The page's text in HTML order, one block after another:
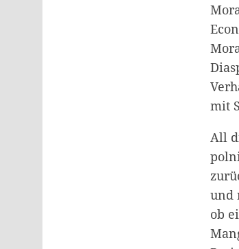
mit
All
und
ob